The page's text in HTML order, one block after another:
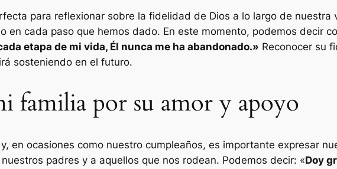
para reflexionar sobre la fidelidad de Dios a lo largo de nuestra
en cada paso que hemos dado. En este momento, podemos decir
etapa de mi vida, Él nunca me ha abandonado.» Reconocer su
sosteniendo en el futuro.
familia por su amor y apoyo
en ocasiones como nuestro cumpleaños, es importante expresar
padres y a aquellos que nos rodean. Podemos decir: «Doy